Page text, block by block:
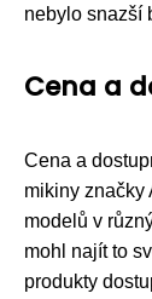
nebylo snazší
Cena a
Cena a
mikiny značky
modelů v
mohl najít to
produkty